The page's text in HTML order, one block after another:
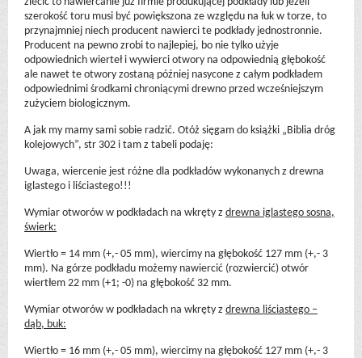
szerokość toru musi być powiększona ze względu na łuk w torze, to
przynajmniej niech producent nawierci te podkłady jednostronnie.
Producent na pewno zrobi to najlepiej, bo nie tylko użyje
odpowiednich wierteł i wywierci otwory na odpowiednią głębokość
ale nawet te otwory zostaną później nasycone z całym podkładem
odpowiednimi środkami chroniącymi drewno przed wcześniejszym
zużyciem biologicznym.
A jak my mamy sami sobie radzić. Otóż sięgam do książki „Biblia dróg
kolejowych”, str 302 i tam z tabeli podaję:
Uwaga, wiercenie jest różne dla podkładów wykonanych z drewna
iglastego i liściastego!!!
Wymiar otworów w podkładach na wkręty z drewna iglastego sosna,
świerk:
Wiertło = 14 mm (+,- 05 mm), wiercimy na głębokość 127 mm (+,- 3
mm). Na górze podkładu możemy nawiercić (rozwiercić) otwór
wiertłem 22 mm (+1; -0) na głębokość 32 mm.
Wymiar otworów w podkładach na wkręty z drewna liściastego –
dąb, buk:
Wiertło = 16 mm (+,- 05 mm), wiercimy na głębokość 127 mm (+,- 3